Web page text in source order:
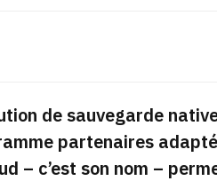
de sauvegarde
partenaires
– c’est son nom –